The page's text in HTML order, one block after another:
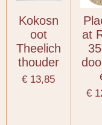
Kokosn
oot
Theelich
thouder
€ 13,85
at
€